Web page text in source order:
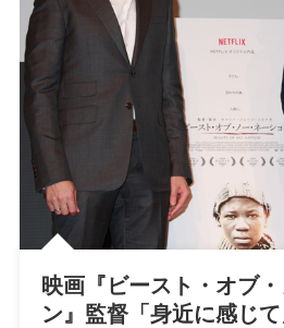
映画『ビースト・オブ
ン』監督「身近に感じて